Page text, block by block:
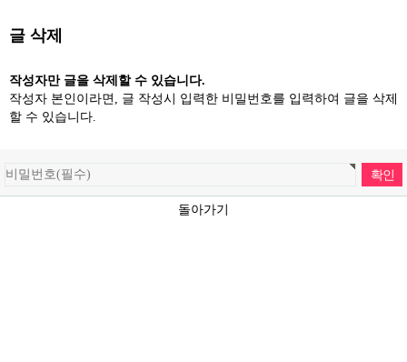
글 삭제
작성자만 글을 삭제할 수 있습니다.
작성자 본인이라면, 글 작성시 입력한 비밀번호를 입력하여 글을 삭제
할 수 있습니다.
돌아가기